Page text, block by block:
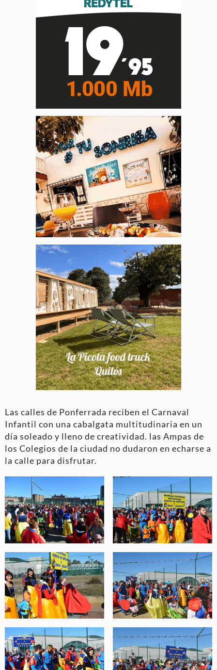
Las calles de Ponferrada reciben el Carnaval
Infantil con una cabalgata multitudinaria en un
día soleado y lleno de creatividad. las Ampas de
los Colegios de la ciudad no dudaron en echarse a
la calle para disfrutar.